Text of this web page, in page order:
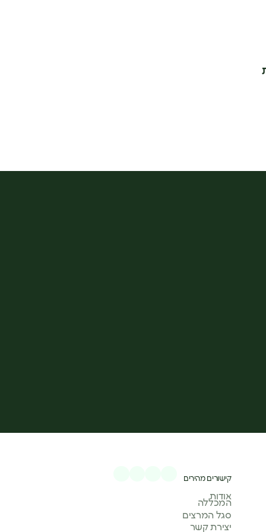
קישורים מהירים
אודות
המכללה
סגל המרצים
יצירת קשר